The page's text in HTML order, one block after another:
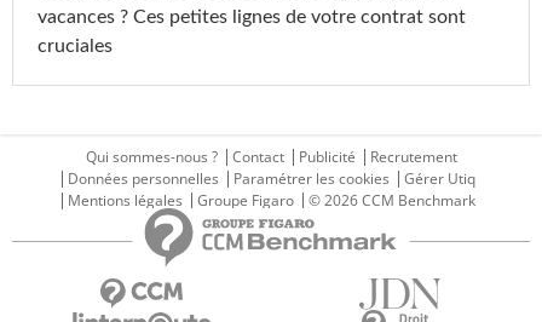
vacances ? Ces petites lignes de votre contrat sont
cruciales
Qui sommes-nous ? Contact Publicité
Recrutement
Données personnelles
Paramétrer les cookies
Gérer Utiq
Mentions légales
Groupe Figaro © 2026 CCM Benchmark